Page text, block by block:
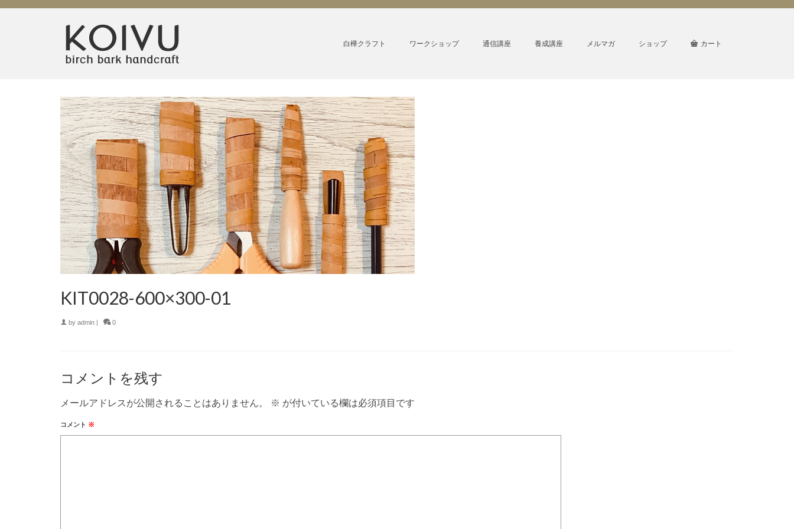
白樺クラフト ワークショップ 通信講座 養成講座 メルマガ ショップ カート
KIT0028-600×300-01
by admin | 0
コメントを残す
メールアドレスが公開されることはありません。 ※ が付いている欄は必須項目です
コメント ※